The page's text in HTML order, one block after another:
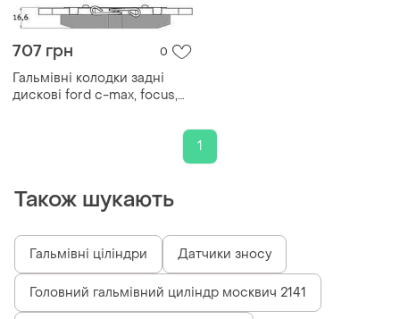
707 грн 0
Гальмівні колодки задні
дискові ford c-max, focus,
1
Також шукають
Гальмівні ціліндри Датчики зносу
Головний гальмівний циліндр москвич 2141